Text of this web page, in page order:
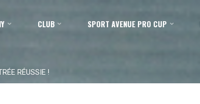
CLUB SPORT AVENUE PRO CUP
RÉUSSIE !